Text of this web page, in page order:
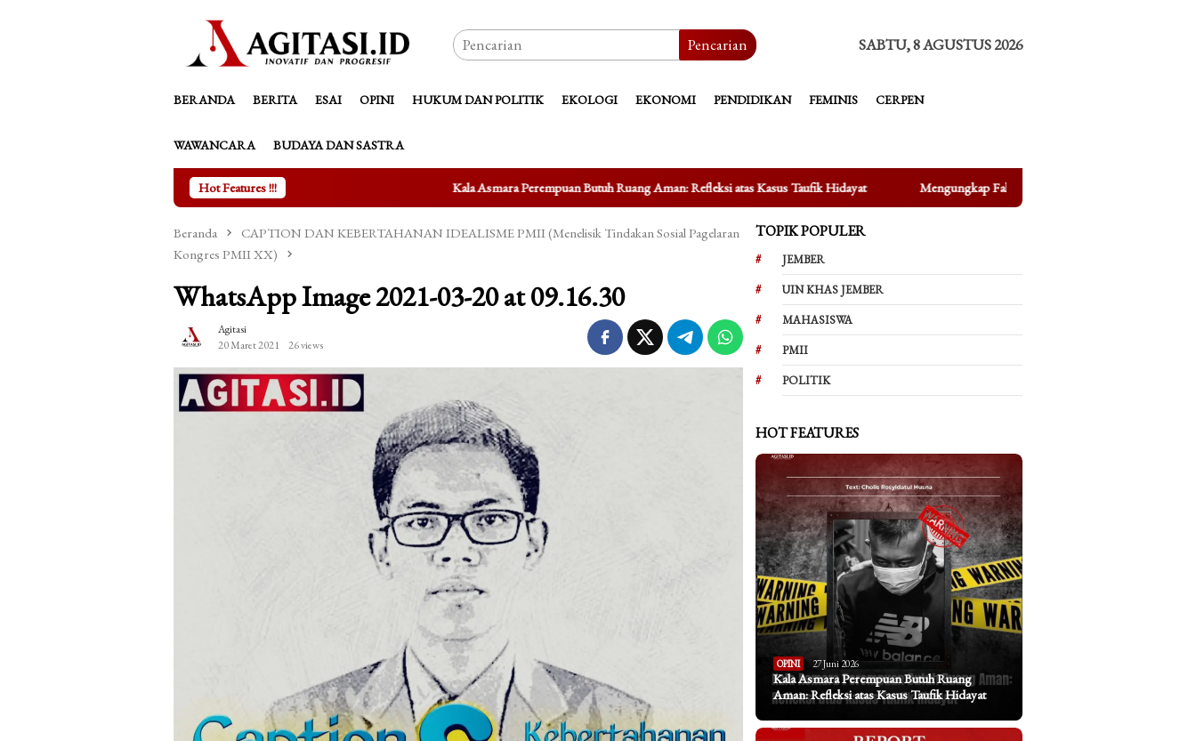
Pencarian SABTU, 8 AGUSTUS 2026
BERANDA BERITA ESAI OPINI HUKUM DAN POLITIK EKOLOGI EKONOMI PENDIDIKAN FEMINIS CERPEN
WAWANCARA BUDAYA DAN SASTRA
Hot Features !!! Kala Asmara Perempuan Butuh Ruang Aman: Refleksi atas Kasus Taufik Hidayat Mengungkap Fakta di Balik Bertenggernya UMKM di Depan Kampus
Beranda
CAPTION DAN KEBERTAHANAN IDEALISME PMII (Menelisik Tindakan Sosial Pagelaran
Kongres PMII XX)
WhatsApp Image 2021-03-20 at 09.16.30
Agitasi
20 Maret 2021
26 views
TOPIK POPULER
JEMBER
UIN KHAS JEMBER
MAHASISWA
PMII
POLITIK
HOT FEATURES
OPINI 27 Juni 2026
Kala Asmara Perempuan Butuh Ruang
Aman: Refleksi atas Kasus Taufik Hidayat